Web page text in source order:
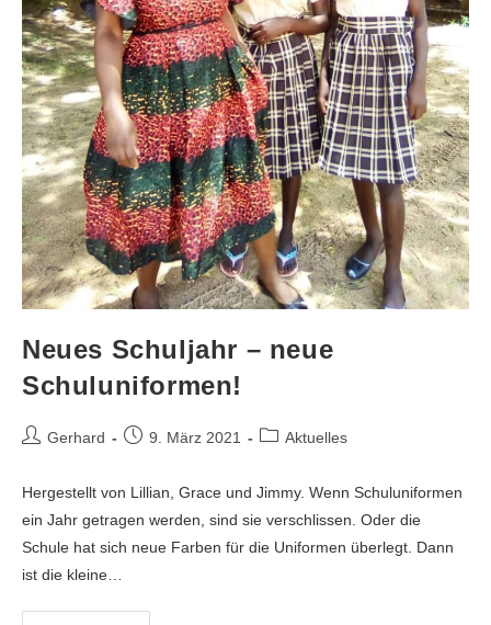
Neues Schuljahr – neue
Schuluniformen!
Gerhard 9. März 2021 Aktuelles
Hergestellt von Lillian, Grace und Jimmy. Wenn Schuluniformen
ein Jahr getragen werden, sind sie verschlissen. Oder die
Schule hat sich neue Farben für die Uniformen überlegt. Dann
ist die kleine…